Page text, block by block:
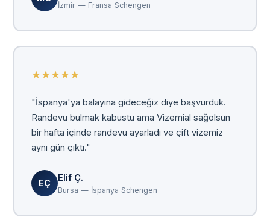
İzmir — Fransa Schengen
★★★★★
"İspanya'ya balayına gideceğiz diye başvurduk.
Randevu bulmak kabustu ama Vizemial sağolsun
bir hafta içinde randevu ayarladı ve çift vizemiz
aynı gün çıktı."
EÇ
Elif Ç.
Bursa — İspanya Schengen